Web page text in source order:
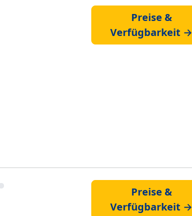
Preise &
Verfügbarkeit →
Preise &
Verfügbarkeit →